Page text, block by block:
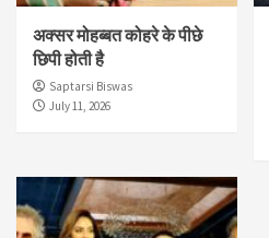
अक्सर मोहब्बत कोहरे के पीछे
छिपी होती है
Saptarsi Biswas
July 11, 2026